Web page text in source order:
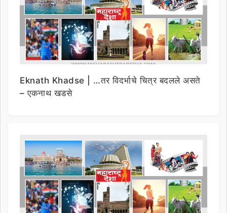
Eknath Khadse | …तर विदर्भाचे चित्र बदलले असते
– एकनाथ खडसे